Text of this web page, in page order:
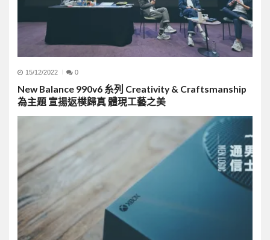
15/12/2022 0
New Balance 990v6 糸列 Creativity & Craftsmanship
為主題 宣揚返樸歸真 體現工藝之美